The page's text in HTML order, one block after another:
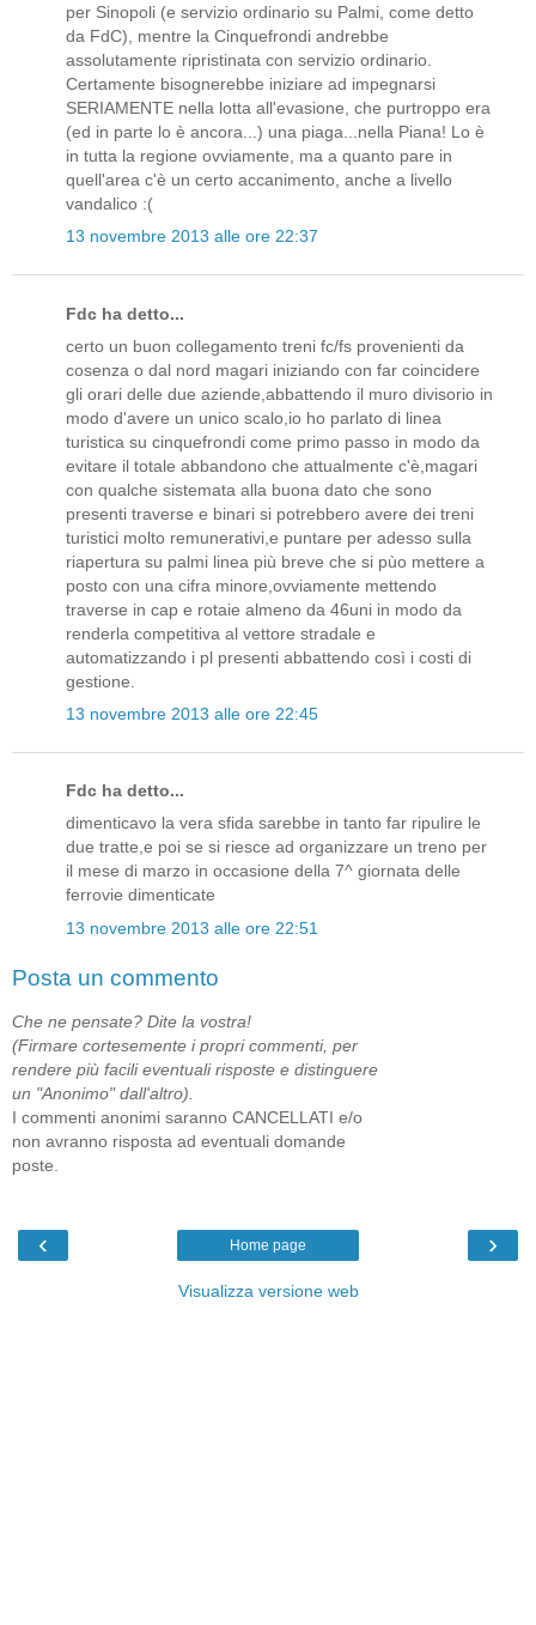
per Sinopoli (e servizio ordinario su Palmi, come detto
da FdC), mentre la Cinquefrondi andrebbe
assolutamente ripristinata con servizio ordinario.
Certamente bisognerebbe iniziare ad impegnarsi
SERIAMENTE nella lotta all'evasione, che purtroppo era
(ed in parte lo è ancora...) una piaga...nella Piana! Lo è
in tutta la regione ovviamente, ma a quanto pare in
quell'area c'è un certo accanimento, anche a livello
vandalico :(
13 novembre 2013 alle ore 22:37
Fdc ha detto...
certo un buon collegamento treni fc/fs provenienti da
cosenza o dal nord magari iniziando con far coincidere
gli orari delle due aziende,abbattendo il muro divisorio in
modo d'avere un unico scalo,io ho parlato di linea
turistica su cinquefrondi come primo passo in modo da
evitare il totale abbandono che attualmente c'è,magari
con qualche sistemata alla buona dato che sono
presenti traverse e binari si potrebbero avere dei treni
turistici molto remunerativi,e puntare per adesso sulla
riapertura su palmi linea più breve che si pùo mettere a
posto con una cifra minore,ovviamente mettendo
traverse in cap e rotaie almeno da 46uni in modo da
renderla competitiva al vettore stradale e
automatizzando i pl presenti abbattendo così i costi di
gestione.
13 novembre 2013 alle ore 22:45
Fdc ha detto...
dimenticavo la vera sfida sarebbe in tanto far ripulire le
due tratte,e poi se si riesce ad organizzare un treno per
il mese di marzo in occasione della 7^ giornata delle
ferrovie dimenticate
13 novembre 2013 alle ore 22:51
Posta un commento
Che ne pensate? Dite la vostra!
(Firmare cortesemente i propri commenti, per
rendere più facili eventuali risposte e distinguere
un "Anonimo" dall'altro).
I commenti anonimi saranno CANCELLATI e/o
non avranno risposta ad eventuali domande
poste.
‹ ›
Home page
Visualizza versione web